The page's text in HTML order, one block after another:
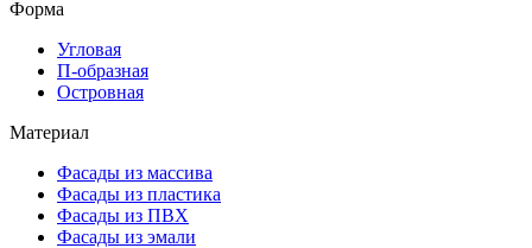
Форма
Угловая
П-образная
Островная
Материал
Фасады из массива
Фасады из пластика
Фасады из ПВХ
Фасады из эмали